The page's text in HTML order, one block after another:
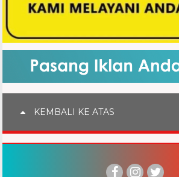
KEMBALI KE ATAS